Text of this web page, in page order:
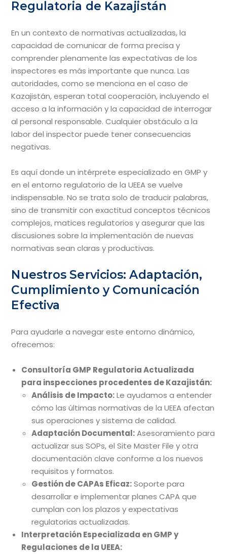
Regulatoria de Kazajistán
En un contexto de normativas actualizadas, la
capacidad de comunicar de forma precisa y
comprender plenamente las expectativas de los
inspectores es más importante que nunca. Las
autoridades, como se menciona en el caso de
Kazajistán, esperan total cooperación, incluyendo el
acceso a la información y la capacidad de interrogar
al personal responsable. Cualquier obstáculo a la
labor del inspector puede tener consecuencias
negativas.
Es aquí donde un intérprete especializado en GMP y
en el entorno regulatorio de la UEEA se vuelve
indispensable. No se trata solo de traducir palabras,
sino de transmitir con exactitud conceptos técnicos
complejos, matices regulatorios y asegurar que las
discusiones sobre la implementación de nuevas
normativas sean claras y productivas.
Nuestros Servicios: Adaptación,
Cumplimiento y Comunicación
Efectiva
Para ayudarle a navegar este entorno dinámico,
ofrecemos:
Consultoría GMP Regulatoria Actualizada
para inspecciones procedentes de Kazajistán:
Análisis de Impacto:Le ayudamos a entender
cómo las últimas normativas de la UEEA afectan
sus operaciones y sistema de calidad.
Adaptación Documental:Asesoramiento para
actualizar sus SOPs, el Site Master File y otra
documentación clave conforme a los nuevos
requisitos y formatos.
Gestión de CAPAs Eficaz:Soporte para
desarrollar e implementar planes CAPA que
cumplan con los plazos y expectativas
regulatorias actualizadas.
Interpretación Especializada en GMP y
Regulaciones de la UEEA: